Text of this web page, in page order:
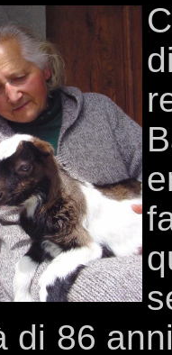
di 86